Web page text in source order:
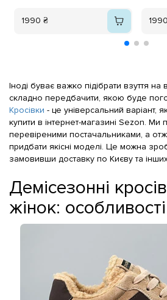
1990 ₴
Іноді буває важко підібрати взуття
складно передбачити, якою буде
Кросівки - це універсальний варіант,
купити в інтернет-магазині Sezon. Ми
перевіреними постачальниками, а
придбати якісні моделі. Це можна
замовивши доставку по Києву та інших
Демісезонні
жінок: